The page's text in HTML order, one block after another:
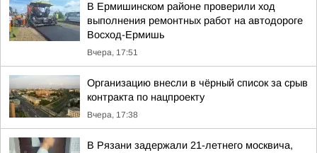
В Ермишинском районе проверили ход
выполнения ремонтных работ на автодороге
Восход-Ермишь
Вчера, 17:51
Организацию внесли в чёрный список за срыв
контракта по нацпроекту
Вчера, 17:38
В Рязани задержали 21-летнего москвича,